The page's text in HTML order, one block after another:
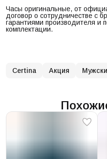
Часы оригинальные, от
договор о сотрудничестве с
гарантиями производителя и
комплектации.
Certina Акция